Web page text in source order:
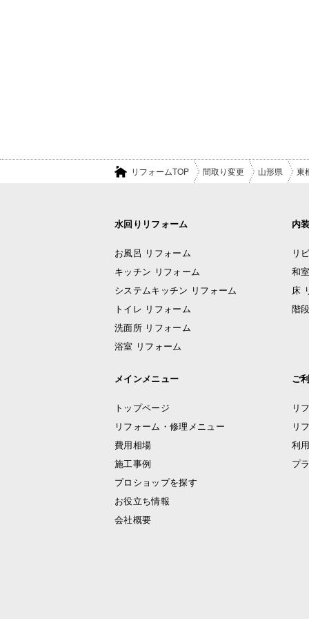
リフォームTOP 間取り変更 山形県 東
水回りリフォーム
お風呂 リフォーム
キッチン リフォーム
システムキッチン リフォーム
トイレ リフォーム
洗面所 リフォーム
浴室 リフォーム
内
リ
和
床
階
メインメニュー
トップページ
リフォーム・修理メニュー
費用相場
施工事例
プロショップを探す
お役立ち情報
会社概要
ご
リ
リ
利
プ